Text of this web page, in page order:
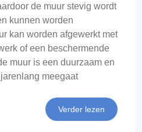
de muur stevig wordt
kunnen worden
kan worden afgewerkt met
of een beschermende
muur is een duurzaam en
meegaat
Verder lezen